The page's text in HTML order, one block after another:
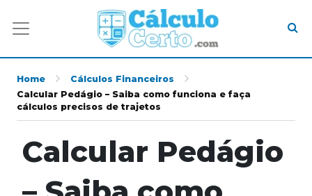
Home
Cálculos Financeiros
Calcular Pedágio – Saiba como funciona e faça
cálculos precisos de trajetos
Calcular Pedágio